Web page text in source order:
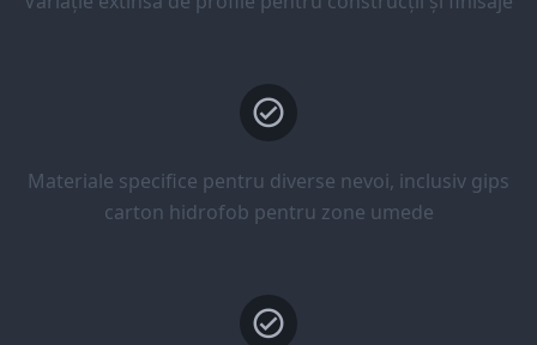
Materiale specifice pentru diverse nevoi, inclusiv gips
carton hidrofob pentru zone umede